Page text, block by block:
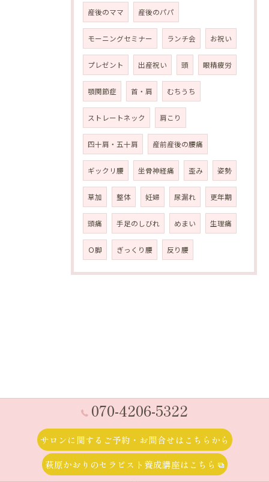
産後のママ 産後のパパ
モーニングセミナー ランチ会 お祝い
プレゼント 出産祝い 頭 眼精疲労
顎関節症 首・肩 むちうち
ストレートネック 肩こり
四十肩・五十肩 産前産後の腰痛
ギックリ腰 坐骨神経痛 歪み 姿勢
草加 整体 妊婦 尿漏れ 更年期
頭痛 手足のしびれ めまい 生理痛
Ｏ脚 ぎっくり腰 反り腰
070-4206-5322
サロンに関するご予約・お問合せはこちらから
萩原かおりのセラピスト養成講座はこちら